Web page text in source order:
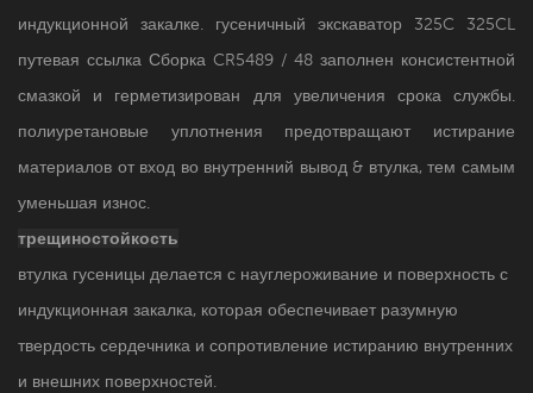
индукционной закалке. гусеничный экскаватор 325C 325CL
путевая ссылка Сборка CR5489 / 48 заполнен консистентной
смазкой и герметизирован для увеличения срока службы.
полиуретановые уплотнения предотвращают истирание
материалов от вход во внутренний вывод & втулка, тем самым
уменьшая износ.
трещиностойкость
втулка гусеницы делается с науглероживание и поверхность с
индукционная закалка, которая обеспечивает разумную
твердость сердечника и сопротивление истиранию внутренних
и внешних поверхностей.